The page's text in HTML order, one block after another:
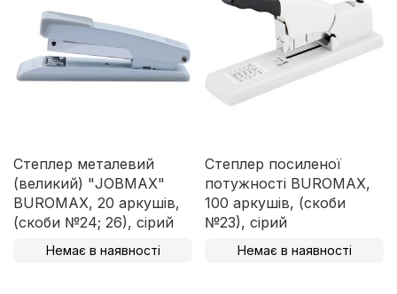
Степлер металевий
(великий) "JOBMAX"
BUROMAX, 20 аркушів,
(скоби №24; 26), сірий
Немає в наявності
Степлер посиленої
потужності BUROMAX,
100 аркушів, (скоби
№23), сірий
Немає в наявності